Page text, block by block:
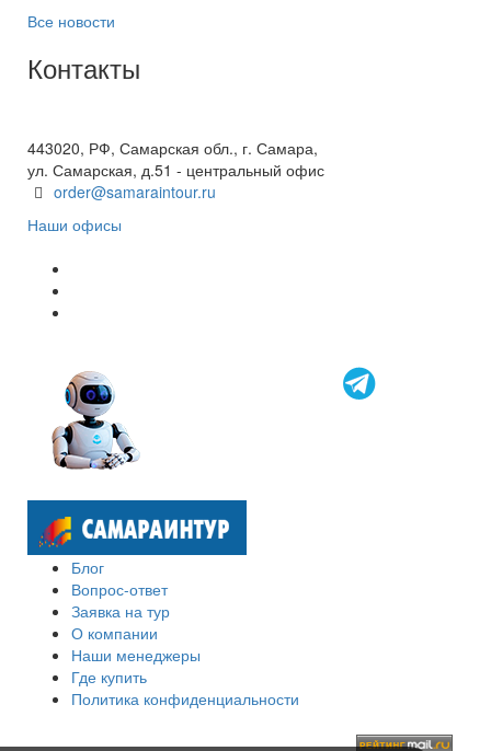
Все новости
Контакты
443020, РФ, Самарская обл., г. Самара,
ул. Самарская, д.51 - центральный офис
order@samaraintour.ru
Наши офисы
Блог
Вопрос-ответ
Заявка на тур
О компании
Наши менеджеры
Где купить
Политика конфиденциальности